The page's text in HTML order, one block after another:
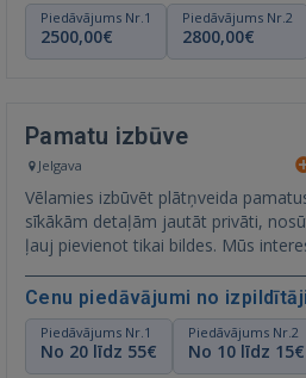
Piedāvājums Nr.1
2500,00€
Piedāvājums Nr.2
2800,00€
Pamatu izbūve
Jelgava
Vēlamies izbūvēt plātņveida
sīkākām detaļām jautāt privāti,
ļauj pievienot tikai bildes. Mūs
Cenu piedāvājumi no
Piedāvājums Nr.1
No 20 līdz 55€
Piedāvājums Nr.2
No 10 līdz 15€